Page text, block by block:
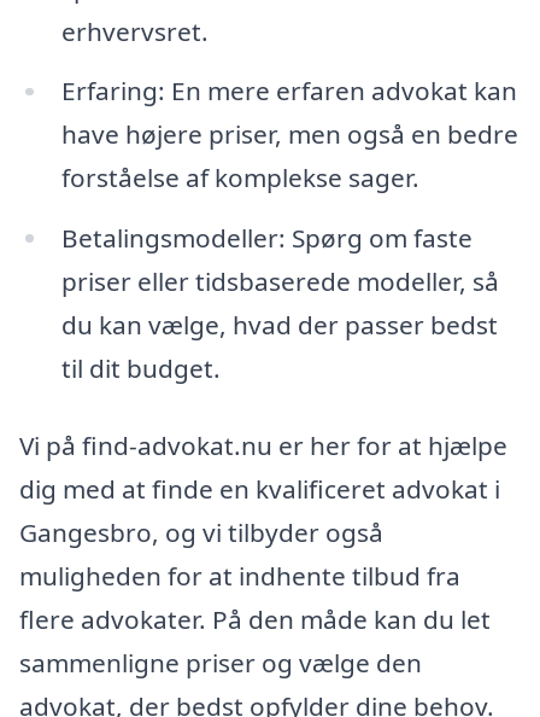
erhvervsret.
Erfaring: En mere erfaren advokat kan
have højere priser, men også en bedre
forståelse af komplekse sager.
Betalingsmodeller: Spørg om faste
priser eller tidsbaserede modeller, så
du kan vælge, hvad der passer bedst
til dit budget.
Vi på find-advokat.nu er her for at hjælpe
dig med at finde en kvalificeret advokat i
Gangesbro, og vi tilbyder også
muligheden for at indhente tilbud fra
flere advokater. På den måde kan du let
sammenligne priser og vælge den
advokat, der bedst opfylder dine behov.